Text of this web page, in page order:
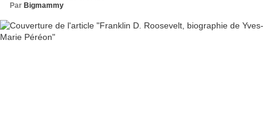
Par Bigmammy